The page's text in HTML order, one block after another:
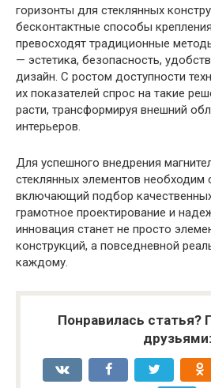
горизонты для стеклянных
бесконтактные способы
превосходят традиционные
— эстетика, безопасность,
дизайн. С ростом доступности
их показателей спрос на такие
расти, трансформируя внешний
интерьеров.
Для успешного внедрения
стеклянных элементов необходим
включающий подбор
грамотное проектирование и
инновация станет не просто
конструкций, а повседневной
каждому.
Понравилась статья?
друзьями: